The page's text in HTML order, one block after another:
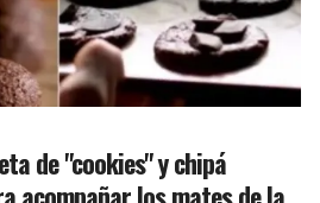
de "cookies" y chipá